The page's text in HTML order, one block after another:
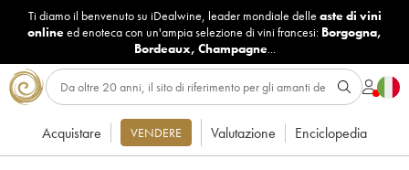
Ti diamo il benvenuto su iDealwine, leader mondiale delle aste di vini
onlineed enoteca con un'ampia selezione di vini francesi: Borgogna,
Bordeaux, Champagne...
Acquistare VENDERE Valutazione Enciclopedia